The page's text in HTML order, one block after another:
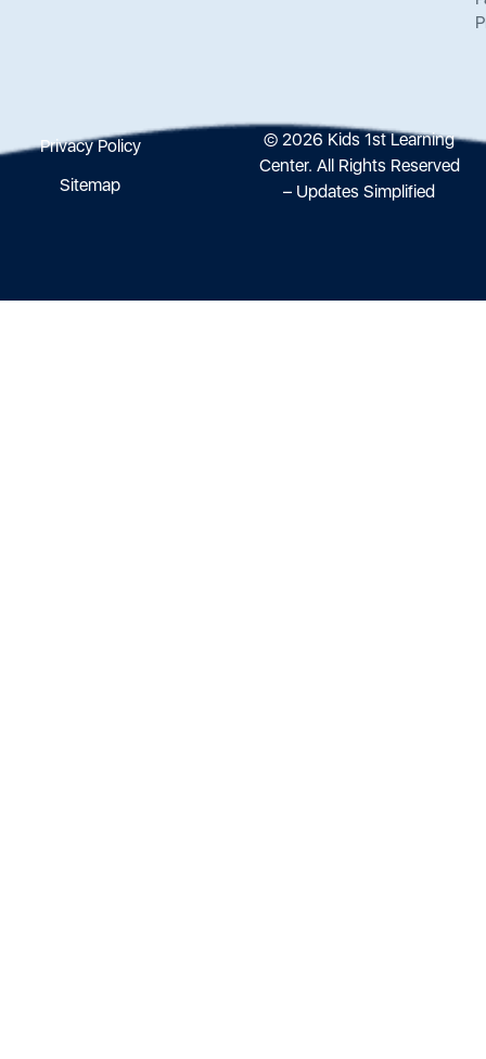
© 2026 Kids 1st Learning
Center. All Rights Reserved
– Updates Simplified
Privacy Policy
Sitemap